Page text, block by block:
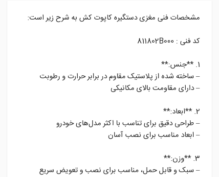
مشخصات فنی مغزی دستگیره کاپوت کش به شرح زیر است:
کد فنی : 811802B000
1. **جنس:**
– ساخته شده از پلاستیک مقاوم در برابر حرارت و رطوبت
– دارای مقاومت بالای مکانیکی
2. **ابعاد:**
– طراحی دقیق برای تناسب با اکثر مدل‌های خودرو
– ابعاد مناسب برای نصب آسان
3. **وزن:**
– سبک و قابل حمل، مناسب برای نصب و تعویض سریع